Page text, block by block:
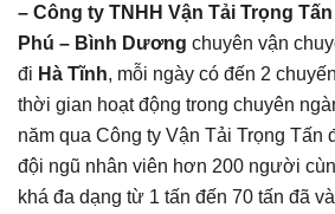
– Công ty TNHH Vận Tải Trọng
Phú – Bình Dương chuyên vận
đi Hà Tĩnh, mỗi ngày có đến 2
thời gian hoạt động trong chuyên
năm qua Công ty Vận Tải Trọng
đội ngũ nhân viên hơn 200 người
khá đa dạng từ 1 tấn đến 70 tấn đã